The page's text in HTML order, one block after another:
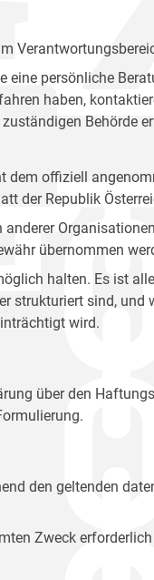
persönliche
haben,
Behörde
offiziell
der Republik
übernommen
halten. Es ist
strukturiert sind,
wird.
über den
den geltenden
Zweck